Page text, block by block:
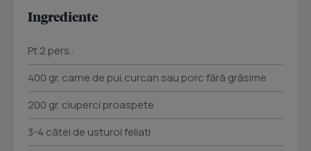
Ingrediente
Pt.2 pers.:
400 gr. carne de pui,curcan sau porc fãrã grãsime
200 gr. ciuperci proaspete
3-4 cãtei de usturoi feliati